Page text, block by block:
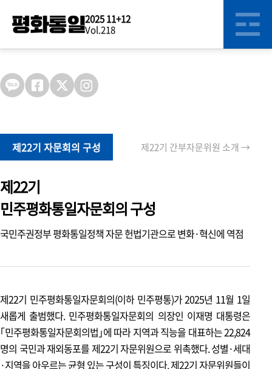
2025 11+12
Vol.218
의장 메시지
수석부의장 취임 인사
제22기 간부자문위원 소개
제22기 부의장, 운영위원, 협의회장, 상임위원 등 소개
제22기 자문회의 안내
제22기 자문회의 구성 제22기 간부자문위원 소개 →
제22기
민주평화통일자문회의 구성
국민주권정부 평화통일정책 자문 헌법기관으로 변화·혁신에 역점
제22기 민주평화통일자문회의(이하 민주평통)가 2025년 11월 1일
새롭게 출범했다. 민주평화통일자문회의 의장인 이재명 대통령은
｢민주평화통일자문회의법 ｣에 따라 지역과 직능을 대표하는 22,824
명의 국민과 재외동포를 제22기 자문위원으로 위촉했다. 성별·세대
·지역을 아우르는 균형 있는 구성이 특징이다. 제22기 자문위원들이